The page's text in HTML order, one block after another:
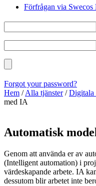
Förfrågan via Swecos
Forgot your password?
Hem /Alla tjänster/Digitala
med IA
Automatisk
Genom att använda er av
(Intelligent automation) i
värdeskapande arbete. IA
dessutom blir arbetet inte